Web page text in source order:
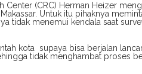
Center (CRC) Herman Heizer
Untuk itu pihaknya
tidak menemui kendala saat
kota supaya bisa berjalan
tidak menghambat proses